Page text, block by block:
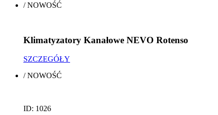
/NOWOŚĆ
Klimatyzatory Kanałowe NEVO Rotenso
SZCZEGÓŁY
/NOWOŚĆ
ID: 1026